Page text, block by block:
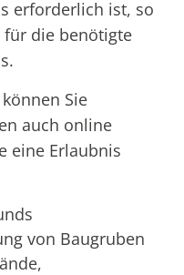
erforderlich ist, so
für die benötigte
Sie
auch online
eine Erlaubnis
von Baugruben